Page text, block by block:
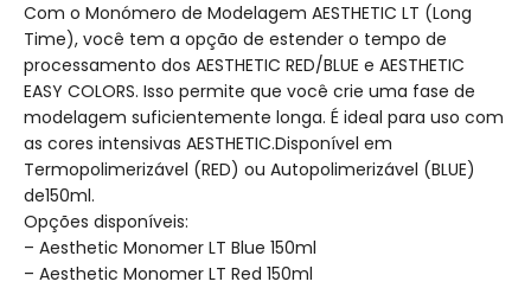
Com o Monómero de Modelagem AESTHETIC LT (Long
Time), você tem a opção de estender o tempo de
processamento dos AESTHETIC RED/BLUE e AESTHETIC
EASY COLORS. Isso permite que você crie uma fase de
modelagem suficientemente longa. É ideal para uso com
as cores intensivas AESTHETIC.Disponível em
Termopolimerizável (RED) ou Autopolimerizável (BLUE)
de150ml.
Opções disponíveis:
– Aesthetic Monomer LT Blue 150ml
– Aesthetic Monomer LT Red 150ml